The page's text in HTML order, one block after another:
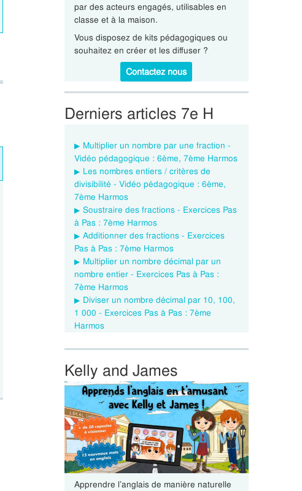
par des acteurs engagés, utilisables en
classe et à la maison.
Vous disposez de kits pédagogiques ou
souhaitez en créer et les diffuser ?
Contactez nous
Derniers articles 7e H
Multiplier un nombre par une fraction -
Vidéo pédagogique : 6ème, 7ème Harmos
Les nombres entiers / critères de
divisibilité - Vidéo pédagogique : 6ème,
7ème Harmos
Soustraire des fractions - Exercices Pas
à Pas : 7ème Harmos
Additionner des fractions - Exercices
Pas à Pas : 7ème Harmos
Multiplier un nombre décimal par un
nombre entier - Exercices Pas à Pas :
7ème Harmos
Diviser un nombre décimal par 10, 100,
1 000 - Exercices Pas à Pas : 7ème
Harmos
Kelly and James
Apprendre l’anglais de manière naturelle